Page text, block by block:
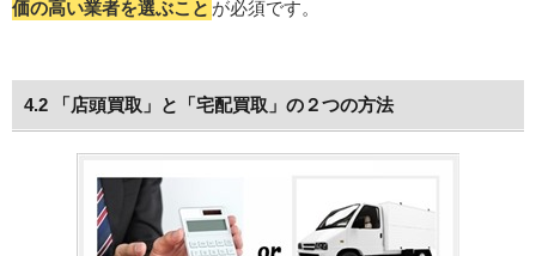
価の高い業者を選ぶこと が必須です。
4.2 「店頭買取」と「宅配買取」の２つの方法